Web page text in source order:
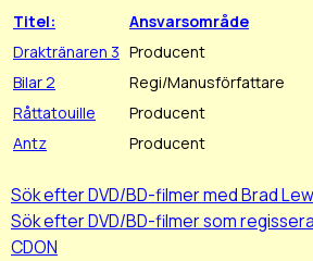
Titel:
Ansvarsområde
Draktränaren 3 Producent
Bilar 2
Regi/Manusförfattare
Råttatouille
Producent
Antz
Producent
Sök efter DVD/BD-filmer med Brad
Sök efter DVD/BD-filmer som
CDON